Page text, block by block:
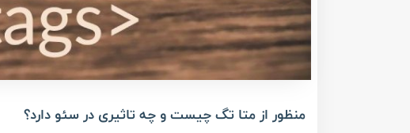
منظور از متا تگ چیست و چه تاثیری در سئو دارد؟